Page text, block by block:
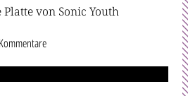
von Sonic Youth